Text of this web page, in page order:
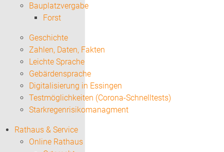
Bauplatzvergabe
Forst
Geschichte
Zahlen, Daten, Fakten
Leichte Sprache
Gebärdensprache
Digitalisierung in Essingen
Testmöglichkeiten (Corona-Schnelltests)
Starkregenrisikomanagment
Rathaus & Service
Online Rathaus